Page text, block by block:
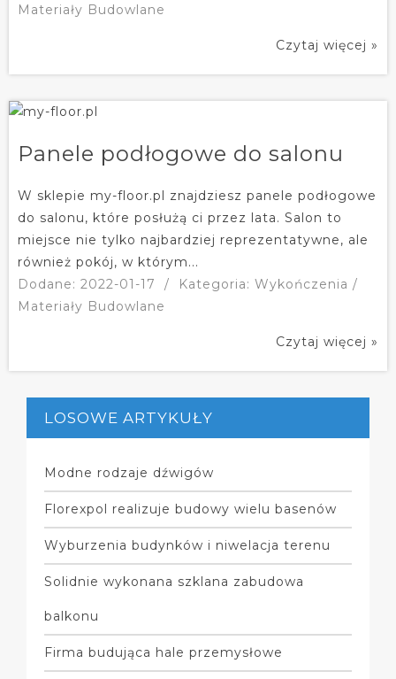
Materiały Budowlane
Czytaj więcej »
Panele podłogowe do salonu
W sklepie my-floor.pl znajdziesz panele podłogowe
do salonu, które posłużą ci przez lata. Salon to
miejsce nie tylko najbardziej reprezentatywne, ale
również pokój, w którym...
Dodane: 2022-01-17
/
Kategoria: Wykończenia /
Materiały Budowlane
Czytaj więcej »
LOSOWE ARTYKUŁY
Modne rodzaje dźwigów
Florexpol realizuje budowy wielu basenów
Wyburzenia budynków i niwelacja terenu
Solidnie wykonana szklana zabudowa
balkonu
Firma budująca hale przemysłowe